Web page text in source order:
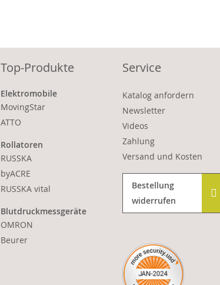
Top-Produkte
Elektromobile
MovingStar
ATTO
Rollatoren
RUSSKA
byACRE
RUSSKA vital
Blutdruckmessgeräte
OMRON
Beurer
Service
Katalog anfordern
Newsletter
Videos
Zahlung
Versand und Kosten
Bestellung
widerrufen